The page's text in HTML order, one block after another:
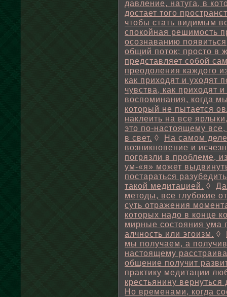
давление, натуга, в
достает того
чтобы стать видимым
спокойная решимость
осознаванию
общий поток; просто в
представляет собой
преодоления каждого
как приходят и уходят
чувства, как приходят
воспоминания, когда
который не пытается
наклеить на все
это по-настоящему
в свет. ◊ На самом
возникновение и
погрязли в проблеме,
ум-«я» может
постараться
такой медитацией. ◊
методы, все глубокие
суть отражения
которых надо в конце
мирные состояния ума
алчность или эгоизм. ◊
мы получаем, а
настоящему
общение получит
практику медитации
крестьянину
Но временами, когда